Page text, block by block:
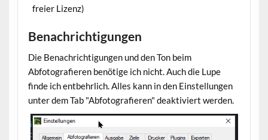
freier Lizenz)
Benachrichtigungen
Die Benachrichtigungen und den Ton beim
Abfotografieren benötige ich nicht. Auch die Lupe
finde ich entbehrlich. Alles kann in den Einstellungen
unter dem Tab "Abfotografieren" deaktiviert werden.